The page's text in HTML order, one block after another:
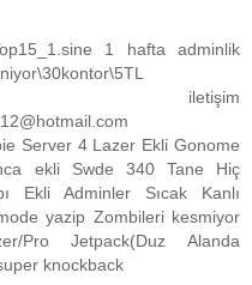
1 hafta adminlik
iletişim
Server 4 Lazer Ekli Gonome
ekli Swde 340 Tane Hiç
Ekli Adminler Sıcak Kanlı
yazip Zombileri kesmiyor
Pro Jetpack(Duz Alanda
knockback